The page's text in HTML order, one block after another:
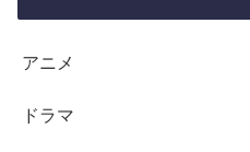
アニメ
ドラマ